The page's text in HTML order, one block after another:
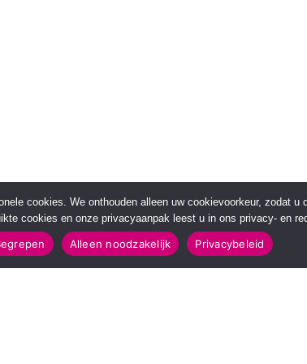
cookies. We onthouden alleen uw cookievoorkeur, zodat
cookies en onze privacyaanpak leest u in ons privacy- en
Alleen noodzakelijk Privacybeleid